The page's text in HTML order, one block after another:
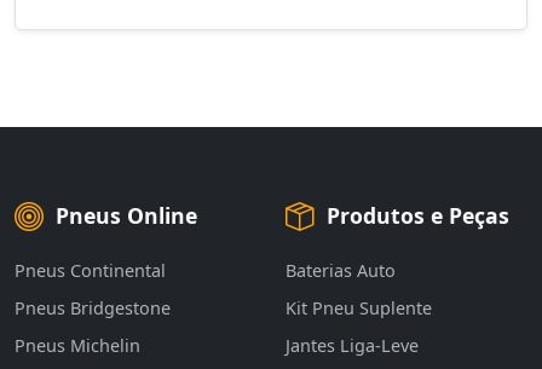
Pneus Online
Pneus Continental
Pneus Bridgestone
Pneus Michelin
Produtos e Peças
Baterias Auto
Kit Pneu Suplente
Jantes Liga-Leve